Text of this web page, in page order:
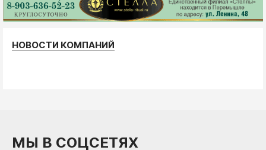
НОВОСТИ КОМПАНИЙ
МЫ В СОЦСЕТЯХ